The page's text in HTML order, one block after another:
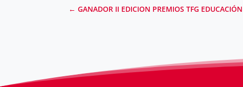
←GANADOR II EDICION PREMIOS TFG